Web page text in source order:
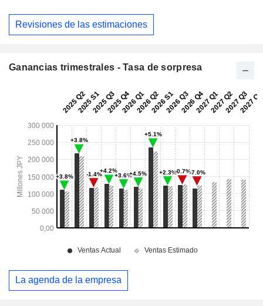
Revisiones de las estimaciones
Ganancias trimestrales - Tasa de sorpresa
La agenda de la empresa